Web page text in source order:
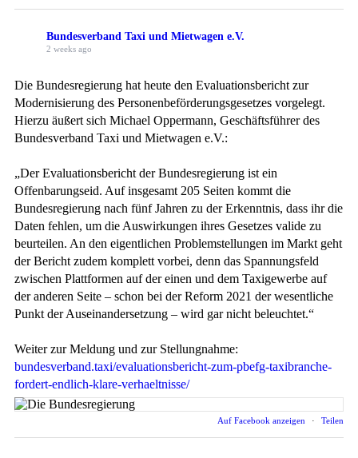
Bundesverband Taxi und Mietwagen e.V.
2 weeks ago
Die Bundesregierung hat heute den Evaluationsbericht zur
Modernisierung des Personenbeförderungsgesetzes vorgelegt.
Hierzu äußert sich Michael Oppermann, Geschäftsführer des
Bundesverband Taxi und Mietwagen e.V.:
„Der Evaluationsbericht der Bundesregierung ist ein
Offenbarungseid. Auf insgesamt 205 Seiten kommt die
Bundesregierung nach fünf Jahren zu der Erkenntnis, dass ihr die
Daten fehlen, um die Auswirkungen ihres Gesetzes valide zu
beurteilen. An den eigentlichen Problemstellungen im Markt geht
der Bericht zudem komplett vorbei, denn das Spannungsfeld
zwischen Plattformen auf der einen und dem Taxigewerbe auf
der anderen Seite – schon bei der Reform 2021 der wesentliche
Punkt der Auseinandersetzung – wird gar nicht beleuchtet.“
Weiter zur Meldung und zur Stellungnahme:
bundesverband.taxi/evaluationsbericht-zum-pbefg-taxibranche-
fordert-endlich-klare-verhaeltnisse/
Auf Facebook anzeigen · Teilen